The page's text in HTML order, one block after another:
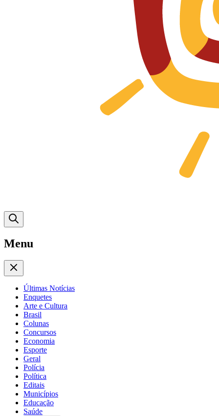
Menu
Últimas Notícias
Enquetes
Arte e Cultura
Brasil
Colunas
Concursos
Economia
Esporte
Geral
Polícia
Política
Editais
Municípios
Educação
Saúde